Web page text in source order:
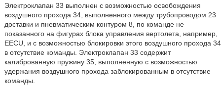
Электроклапан 33 выполнен с возможностью освобождения
воздушного прохода 34, выполненного между трубопроводом 23
доставки и пневматическим контуром 8, по команде не
показанного на фигурах блока управления вертолета, например,
EECU, и с возможностью блокировки этого воздушного прохода 34
в отсутствие команды. Электроклапан 33 содержит
калиброванную пружину 35, выполненную с возможностью
удержания воздушного прохода заблокированным в отсутствие
команды.